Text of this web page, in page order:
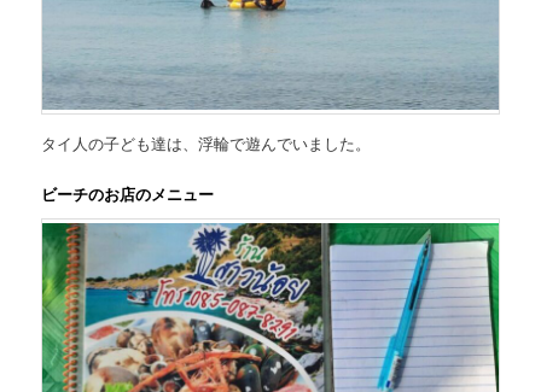
タイ人の子ども達は、浮輪で遊んでいました。
ビーチのお店のメニュー